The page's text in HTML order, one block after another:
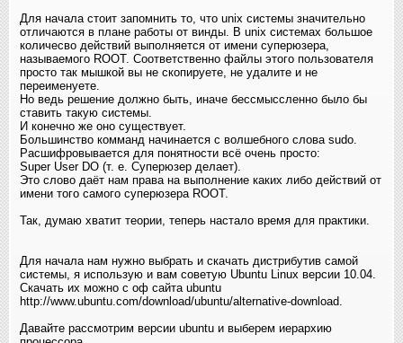
Для начала стоит запомнить то, что unix системы значительно
отличаются в плане работы от винды. В unix системах большое
количесво действий выполняется от имени суперюзера,
называемого ROOT. Соответственно файлы этого пользователя
просто так мышкой вы не скопируете, не удалите и не
переименуете.
Но ведь решение должно быть, иначе бессмыссленно было бы
ставить такую системы.
И конечно же оно существует.
Большинство комманд начинается с волшебного слова sudo.
Расшифровывается для понятности всё очень просто:
Super User DO (т. е. Суперюзер делает).
Это слово даёт нам права на выполнение каких либо действий от
имени того самого суперюзера ROOT.
Так, думаю хватит теории, теперь настало время для практики.
Для начала нам нужно выбрать и скачать дистрибутив самой
системы, я использую и вам советую Ubuntu Linux версии 10.04.
Скачать их можно с оф сайта ubuntu
http://www.ubuntu.com/download/ubuntu/alternative-download.
Давайте рассмотрим версии ubuntu и выберем иерархию